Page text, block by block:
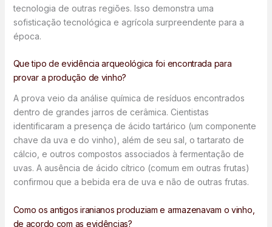
tecnologia de outras regiões. Isso demonstra uma
sofisticação tecnológica e agrícola surpreendente para a
época.
Que tipo de evidência arqueológica foi encontrada para
provar a produção de vinho?
A prova veio da análise química de resíduos encontrados
dentro de grandes jarros de cerâmica. Cientistas
identificaram a presença de ácido tartárico (um componente
chave da uva e do vinho), além de seu sal, o tartarato de
cálcio, e outros compostos associados à fermentação de
uvas. A ausência de ácido cítrico (comum em outras frutas)
confirmou que a bebida era de uva e não de outras frutas.
Como os antigos iranianos produziam e armazenavam o vinho,
de acordo com as evidências?